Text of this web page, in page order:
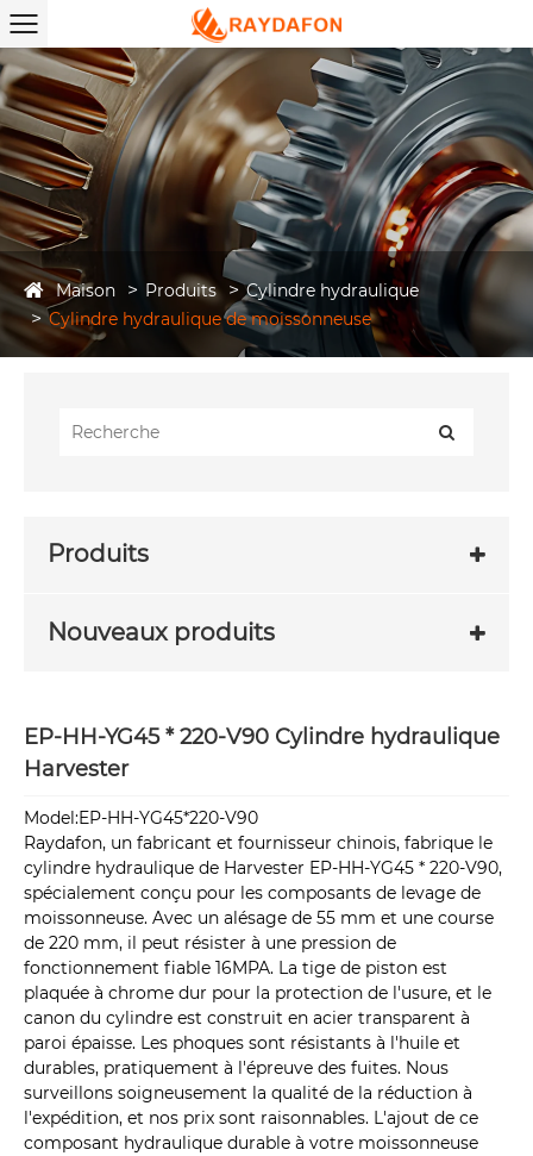
Maison Produits
Cylindre hydraulique
Cylindre hydraulique de moissonneuse
Produits
Nouveaux produits
EP-HH-YG45 * 220-V90 Cylindre hydraulique
Harvester
Model:EP-HH-YG45*220-V90
Raydafon, un fabricant et fournisseur chinois, fabrique le
cylindre hydraulique de Harvester EP-HH-YG45 * 220-V90,
spécialement conçu pour les composants de levage de
moissonneuse. Avec un alésage de 55 mm et une course
de 220 mm, il peut résister à une pression de
fonctionnement fiable 16MPA. La tige de piston est
plaquée à chrome dur pour la protection de l'usure, et le
canon du cylindre est construit en acier transparent à
paroi épaisse. Les phoques sont résistants à l'huile et
durables, pratiquement à l'épreuve des fuites. Nous
surveillons soigneusement la qualité de la réduction à
l'expédition, et nos prix sont raisonnables. L'ajout de ce
composant hydraulique durable à votre moissonneuse